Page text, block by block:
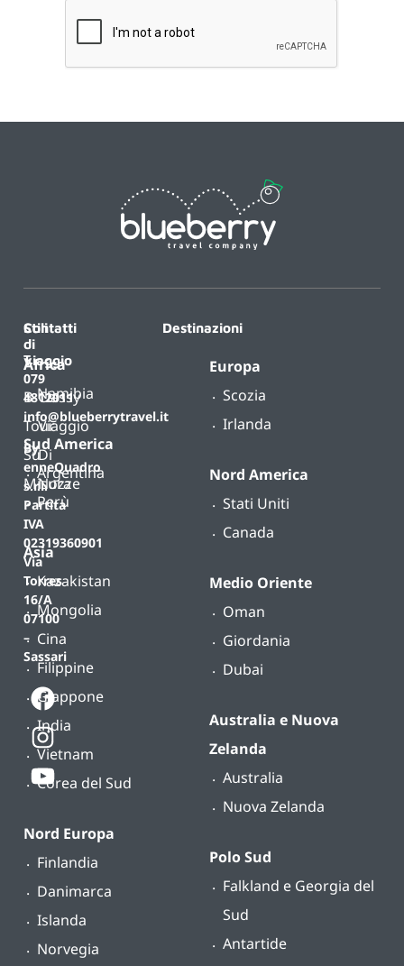
Contatti
T.
079
4812011
info@blueberrytravel.it
By
enneQuadro
s.r.l.
Partita
IVA
02319360901
Via
Torres
16/A
07100
–
Sassari
Destinazioni
Africa
Namibia
Sud America
Argentina
Perù
Asia
Kazakistan
Mongolia
Cina
Filippine
Giappone
India
Vietnam
Corea del Sud
Nord Europa
Finlandia
Danimarca
Islanda
Norvegia
Europa
Scozia
Irlanda
Nord America
Stati Uniti
Canada
Medio Oriente
Oman
Giordania
Dubai
Australia e Nuova
Zelanda
Australia
Nuova Zelanda
Polo Sud
Falkland e Georgia del
Sud
Antartide
Stili
di
viaggio
B-
Tour
Su
Misura
Classy
Viaggio
Di
Nozze